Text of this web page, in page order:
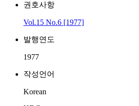
권호사항
Vol.15 No.6 [1977]
발행연도
1977
작성언어
Korean